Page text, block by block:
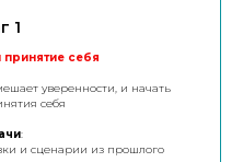
1
себя
уверенности, и начать
себя
:
и сценарии из прошлого